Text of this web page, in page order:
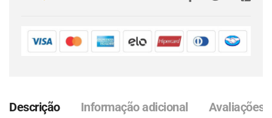
Descrição Informação adicional Avaliações